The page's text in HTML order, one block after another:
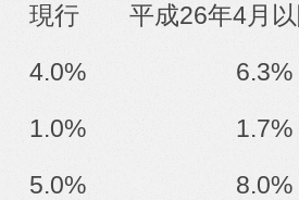
平成26年4月
4.0%
6.3%
1.0%
1.7%
5.0%
8.0%